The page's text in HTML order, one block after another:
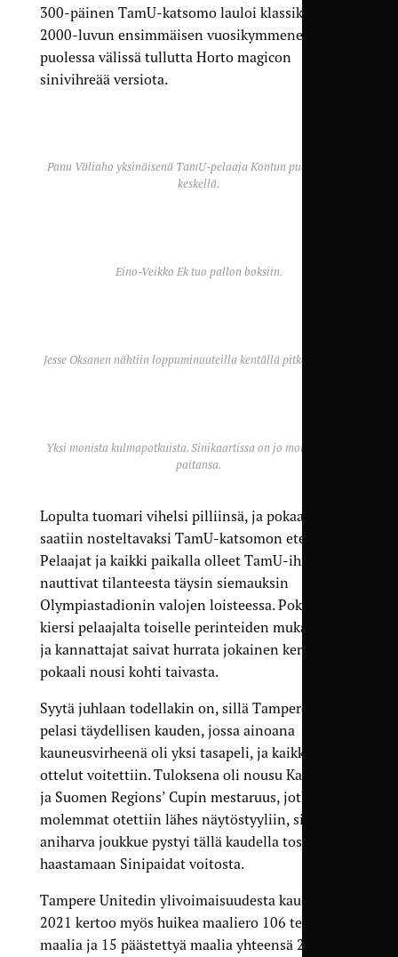
300-päinen TamU-katsomo lauloi klassikoksi jo
2000-luvun ensimmäisen vuosikymmenen
puolessa välissä tullutta Horto magicon
sinivihreää versiota.
Panu Väliaho yksinäisenä TamU-pelaaja Kontun puolustajien
keskellä.
Eino-Veikko Ek tuo pallon boksiin.
Jesse Oksanen nähtiin loppuminuuteilla kentällä pitkästä aikaa.
Yksi monista kulmapotkuista. Sinikaartissa on jo moni riisunut
paitansa.
Lopulta tuomari vihelsi pilliinsä, ja pokaali
saatiin nosteltavaksi TamU-katsomon eteen.
Pelaajat ja kaikki paikalla olleet TamU-ihmiset
nauttivat tilanteesta täysin siemauksin
Olympiastadionin valojen loisteessa. Pokaali
kiersi pelaajalta toiselle perinteiden mukaisesti,
ja kannattajat saivat hurrata jokainen kerta, kun
pokaali nousi kohti taivasta.
Syytä juhlaan todellakin on, sillä Tampere United
pelasi täydellisen kauden, jossa ainoana
kauneusvirheenä oli yksi tasapeli, ja kaikki muut
ottelut voitettiin. Tuloksena oli nousu Kakkoseen
ja Suomen Regions’ Cupin mestaruus, jotka
molemmat otettiin lähes näytöstyyliin, sillä vain
aniharva joukkue pystyi tällä kaudella tosissaan
haastamaan Sinipaidat voitosta.
Tampere Unitedin ylivoimaisuudesta kaudella
2021 kertoo myös huikea maaliero 106 tehtyä
maalia ja 15 päästettyä maalia yhteensä 22